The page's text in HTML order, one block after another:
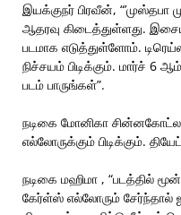
இயக்குநர் பிரவீன், “’முஸ்தபா
ஆதரவு கிடைத்துள்ளது.
படமாக எடுத்துள்ளோம்.
நிச்சயம் பிடிக்கும். மார்ச் 6
படம் பாருங்கள்”.
நடிகை மோனிகா
எல்லோருக்கும் பிடிக்கும்.
நடிகை மஹிமா , “படத்தில்
கேர்ள்ஸ் எல்லோரும் சேர்ந்தால்